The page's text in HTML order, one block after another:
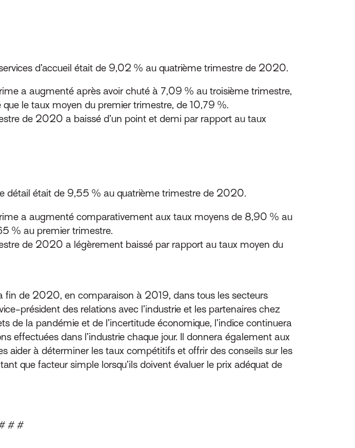
d’accueil était de 9,02 % au quatrième trimestre de 2020.
a augmenté après avoir chuté à 7,09 % au troisième trimestre,
le taux moyen du premier trimestre, de 10,79 %.
de 2020 a baissé d’un point et demi par rapport au taux
détail était de 9,55 % au quatrième trimestre de 2020.
a augmenté comparativement aux taux moyens de 8,90 % au
% au premier trimestre.
de 2020 a légèrement baissé par rapport au taux moyen du
fin de 2020, en comparaison à 2019, dans tous les secteurs
président des relations avec l’industrie et les partenaires chez
de la pandémie et de l’incertitude économique, l’indice continuera
effectuées dans l’industrie chaque jour. Il donnera également aux
aider à déterminer les taux compétitifs et offrir des conseils sur les
que facteur simple lorsqu’ils doivent évaluer le prix adéquat de
# #